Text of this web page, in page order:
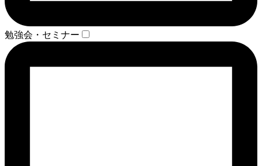
勉強会・セミナー